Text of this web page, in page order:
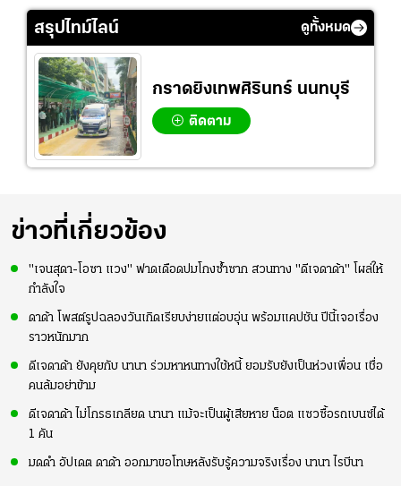
สรุปไทม์ไลน์ ดูทั้งหมด
กราดยิงเทพศิรินทร์ นนทบุรี
ติดตาม
ข่าวที่เกี่ยวข้อง
"เจนสุดา-โอซา แวง" ฟาดเดือดปมโกงซ้ำซาก สวนทาง "ดีเจดาด้า" โผล่ให้
กำลังใจ
ดาด้า โพสต์รูปฉลองวันเกิดเรียบง่ายแต่อบอุ่น พร้อมแคปชัน ปีนี้เจอเรื่อง
ราวหนักมาก
ดีเจดาด้า ยังคุยกับ นานา ร่วมหาหนทางใช้หนี้ ยอมรับยังเป็นห่วงเพื่อน เชื่อ
คนล้มอย่าข้าม
ดีเจดาด้า ไม่โกรธเกลียด นานา แม้จะเป็นผู้เสียหาย น็อต แซวซื้อรถเบนซ์ได้
1 คัน
มดดำ อัปเดต ดาด้า ออกมาขอโทษหลังรับรู้ความจริงเรื่อง นานา ไรบีนา